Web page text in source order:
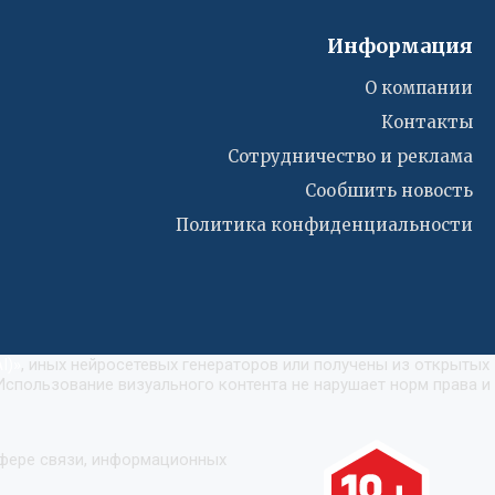
Информация
О компании
Контакты
Сотрудничество и реклама
Сообшить новость
Политика конфиденциальности
, иных нейросетевых генераторов или получены из открытых
визуального контента не нарушает норм права и
связи, информационных